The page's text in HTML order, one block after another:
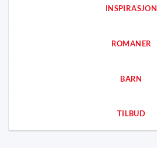
INSPIRASJON
ROMANER
BARN
TILBUD